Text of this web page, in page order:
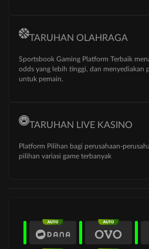
TARUHAN OLAHRAGA
Sportsbook Gaming Platform Terbaik
odds yang lebih tinggi, dan menyediakan
untuk pemain.
TARUHAN LIVE KASINO
Platform Pilihan bagi perusahaan-
pilihan variasi game terbanyak